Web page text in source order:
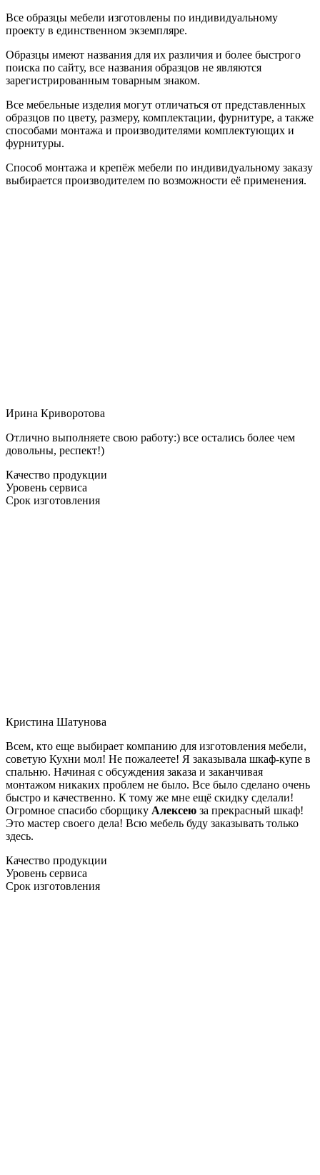
Все образцы мебели изготовлены по индивидуальному
проекту в единственном экземпляре.
Образцы имеют названия для их различия и более быстрого
поиска по сайту, все названия образцов не являются
зарегистрированным товарным знаком.
Все мебельные изделия могут отличаться от представленных
образцов по цвету, размеру, комплектации, фурнитуре, а также
способами монтажа и производителями комплектующих и
фурнитуры.
Способ монтажа и крепёж мебели по индивидуальному заказу
выбирается производителем по возможности её применения.
Ирина Криворотова
Отлично выполняете свою работу:) все остались более чем
довольны, респект!)
Качество продукции
Уровень сервиса
Срок изготовления
Кристина Шатунова
Всем, кто еще выбирает компанию для изготовления мебели,
советую Кухни мол! Не пожалеете! Я заказывала шкаф-купе в
спальню. Начиная с обсуждения заказа и заканчивая
монтажом никаких проблем не было. Все было сделано очень
быстро и качественно. К тому же мне ещё скидку сделали!
Огромное спасибо сборщику Алексею за прекрасный шкаф!
Это мастер своего дела! Всю мебель буду заказывать только
здесь.
Качество продукции
Уровень сервиса
Срок изготовления